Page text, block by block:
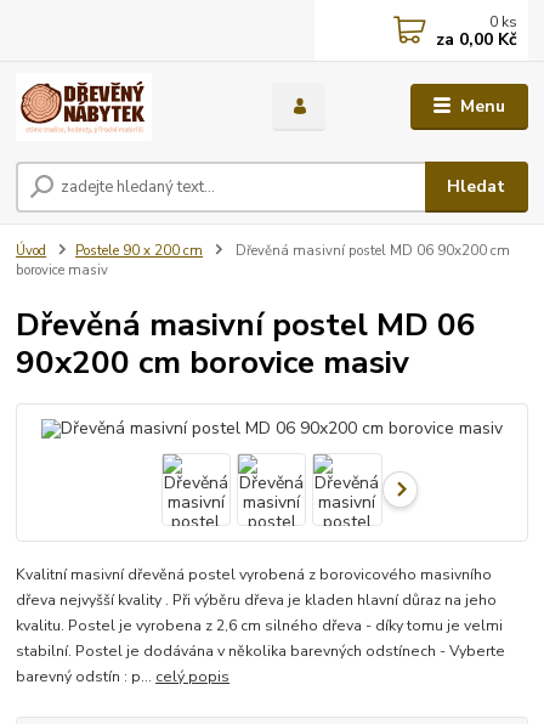
Menu
Hledat
0 ks
za 0,00 Kč
Úvod Postele 90 x 200 cm
Dřevěná masivní postel MD 06 90x200 cm
borovice masiv
Dřevěná masivní postel MD 06
90x200 cm borovice masiv
Kvalitní masivní dřevěná postel vyrobená z borovicového masivního
dřeva nejvyšší kvality . Při výběru dřeva je kladen hlavní důraz na jeho
kvalitu. Postel je vyrobena z 2,6 cm silného dřeva - díky tomu je velmi
stabilní. Postel je dodávána v několika barevných odstínech - Vyberte
barevný odstín : p... celý popis